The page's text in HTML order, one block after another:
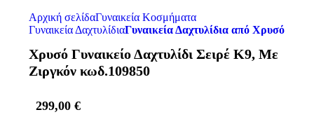
Αρχική σελίδαΓυναικεία Κοσμήματα
Γυναικεία ΔαχτυλίδιαΓυναικεία Δαχτυλίδια από Χρυσό
Χρυσό Γυναικείο Δαχτυλίδι Σειρέ Κ9, Με
Ζιργκόν κωδ.109850
299,00 €